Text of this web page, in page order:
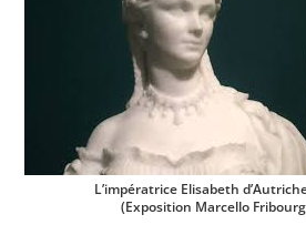
L’impératrice Elisabeth
(Exposition Marcello